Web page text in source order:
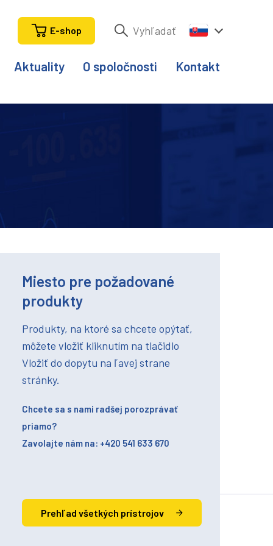
E-shop
Aktuality O spoločnosti Kontakt
Miesto pre požadované
produkty
Produkty, na ktoré sa chcete opýtať,
môžete vložiť kliknutím na tlačidlo
Vložiť do dopytu na ľavej strane
stránky.
Chcete sa s nami radšej porozprávať
priamo?
Zavolajte nám na: +420 541 633 670
Prehľad všetkých prístrojov